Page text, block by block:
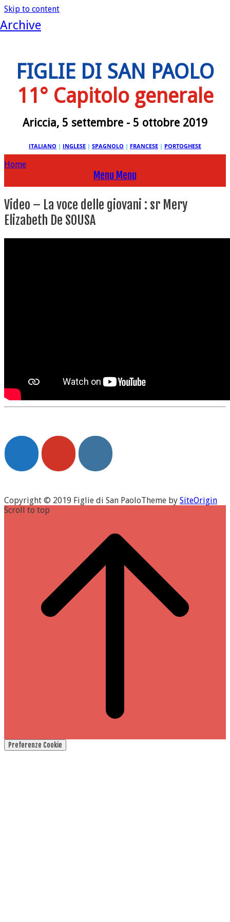
Skip to content
FIGLIE DI SAN PAOLO
11° Capitolo generale
Ariccia, 5 settembre - 5 ottobre 2019
ITALIANO | INGLESE | SPAGNOLO | FRANCESE | PORTOGHESE
Home
Menu Menu
Archive
Video – La voce delle giovani : sr Mery
Elizabeth De SOUSA
Copyright © 2019 Figlie di San PaoloTheme by SiteOrigin
Scroll to top
Preferenze Cookie